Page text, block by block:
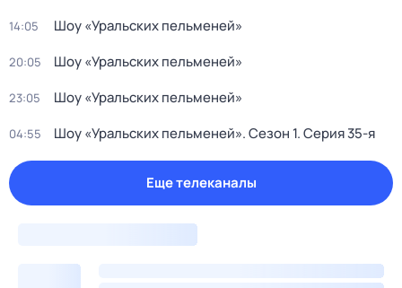
14:05 Шоу «Уральских пельменей»
20:05 Шоу «Уральских пельменей»
23:05 Шоу «Уральских пельменей»
04:55 Шоу «Уральских пельменей». Сезон 1. Серия 35-я
Еще телеканалы